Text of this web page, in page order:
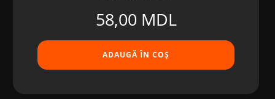
58,00 MDL
ADAUGĂ ÎN COȘ